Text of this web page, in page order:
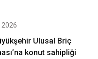
2026
Ulusal Briç
konut sahipliği